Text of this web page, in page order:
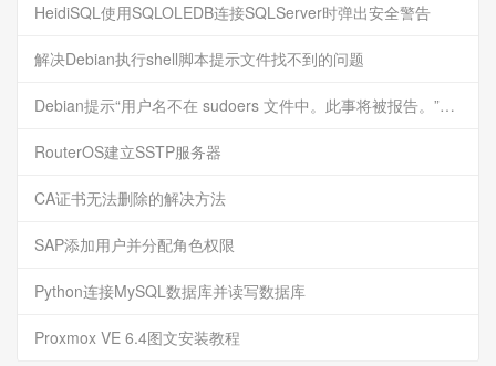
HeidiSQL使用SQLOLEDB连接SQLServer时弹出安全警告
解决Debian执行shell脚本提示文件找不到的问题
Debian提示“用户名不在 sudoers 文件中。此事将被报告。”的解决方法
RouterOS建立SSTP服务器
CA证书无法删除的解决方法
SAP添加用户并分配角色权限
Python连接MySQL数据库并读写数据库
Proxmox VE 6.4图文安装教程